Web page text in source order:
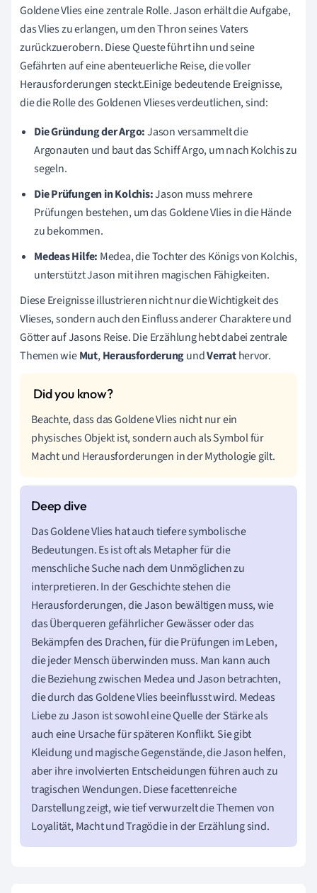
Goldene Vlies eine zentrale Rolle. Jason erhält die Aufgabe,
das Vlies zu erlangen, um den Thron seines Vaters
zurückzuerobern. Diese Queste führt ihn und seine
Gefährten auf eine abenteuerliche Reise, die voller
Herausforderungen steckt.Einige bedeutende Ereignisse,
die die Rolle des Goldenen Vlieses verdeutlichen, sind:
Die Gründung der Argo:Jason versammelt die
Argonauten und baut das Schiff Argo, um nach Kolchis zu
segeln.
Die Prüfungen in Kolchis:Jason muss mehrere
Prüfungen bestehen, um das Goldene Vlies in die Hände
zu bekommen.
Medeas Hilfe: Medea, die Tochter des Königs von Kolchis,
unterstützt Jason mit ihren magischen Fähigkeiten.
Diese Ereignisse illustrieren nicht nur die Wichtigkeit des
Vlieses, sondern auch den Einfluss anderer Charaktere und
Götter auf Jasons Reise. Die Erzählung hebt dabei zentrale
Themen wieMut,HerausforderungundVerrathervor.
Beachte, dass das Goldene Vlies nicht nur ein
physisches Objekt ist, sondern auch als Symbol für
Macht und Herausforderungen in der Mythologie gilt.
Das Goldene Vlies hat auch tiefere symbolische
Bedeutungen. Es ist oft als Metapher für die
menschliche Suche nach dem Unmöglichen zu
interpretieren. In der Geschichte stehen die
Herausforderungen, die Jason bewältigen muss, wie
das Überqueren gefährlicher Gewässer oder das
Bekämpfen des Drachen, für die Prüfungen im Leben,
die jeder Mensch überwinden muss. Man kann auch
die Beziehung zwischen Medea und Jason betrachten,
die durch das Goldene Vlies beeinflusst wird. Medeas
Liebe zu Jason ist sowohl eine Quelle der Stärke als
auch eine Ursache für späteren Konflikt. Sie gibt
Kleidung und magische Gegenstände, die Jason helfen,
aber ihre involvierten Entscheidungen führen auch zu
tragischen Wendungen. Diese facettenreiche
Darstellung zeigt, wie tief verwurzelt die Themen von
Loyalität, Macht und Tragödie in der Erzählung sind.